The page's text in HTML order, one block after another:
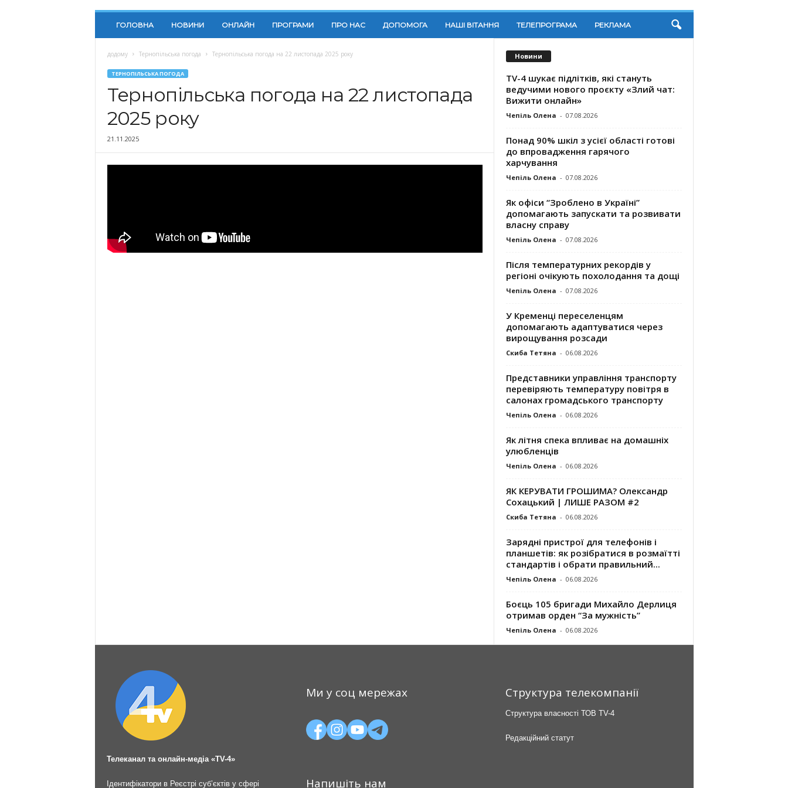
ГОЛОВНА НОВИНИ ОНЛАЙН ПРОГРАМИ ПРО НАС ДОПОМОГА НАШІ ВІТАННЯ ТЕЛЕПРОГРАМА РЕКЛАМА
додому Тернопільська погода Тернопільська погода на 22 листопада 2025 року
ТЕРНОПІЛЬСЬКА ПОГОДА
Тернопільська погода на 22 листопада
2025 року
21.11.2025
Новини
TV-4 шукає підлітків, які стануть
ведучими нового проєкту «Злий чат:
Вижити онлайн»
Чепіль Олена - 07.08.2026
Понад 90% шкіл з усієї області готові
до впровадження гарячого
харчування
Чепіль Олена - 07.08.2026
Як офіси “Зроблено в Україні”
допомагають запускaти та розвивати
власну справу
Чепіль Олена - 07.08.2026
Після температурних рекордів у
регіоні очікують похолодання та дощі
Чепіль Олена - 07.08.2026
У Кременці переселенцям
допомагають адаптуватися через
вирощування розсади
Скиба Тетяна - 06.08.2026
Представники управління транспорту
перевіряють температуру повітря в
салонах громадського транспорту
Чепіль Олена - 06.08.2026
Як літня спека впливає на домашніх
улюбленців
Чепіль Олена - 06.08.2026
ЯК КЕРУВАТИ ГРОШИМА? Олександр
Сохацький | ЛИШЕ РАЗОМ #2
Скиба Тетяна - 06.08.2026
Зарядні пристрої для телефонів і
планшетів: як розібратися в розмаїтті
стандартів і обрати правильний...
Чепіль Олена - 06.08.2026
Боєць 105 бригади Михайло Дерлиця
отримав орден “За мужність”
Чепіль Олена - 06.08.2026
Телеканал та онлайн-медіа «TV-4»
Ідентифікатори в Реєстрі суб’єктів у сфері
Ми у соц мережах
Напишіть нам
Структура телекомпанії
Структура власності ТОВ TV-4
Редакційний статут